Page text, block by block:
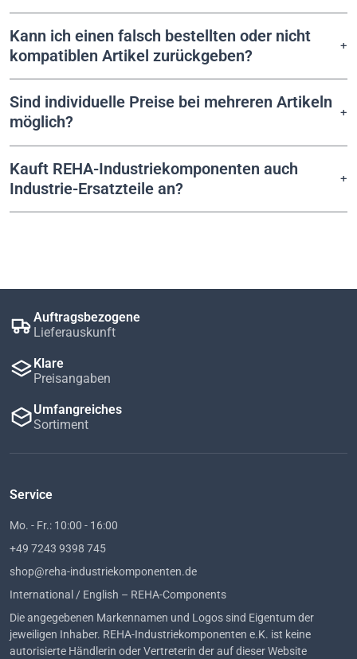
Kann ich einen falsch bestellten oder nicht
kompatiblen Artikel zurückgeben?
Sind individuelle Preise bei mehreren Artikeln
möglich?
Kauft REHA-Industriekomponenten auch
Industrie-Ersatzteile an?
Auftragsbezogene
Lieferauskunft
Klare
Preisangaben
Umfangreiches
Sortiment
Service
Mo. - Fr.: 10:00 - 16:00
+49 7243 9398 745
shop@reha-industriekomponenten.de
International / English – REHA-Components
Die angegebenen Markennamen und Logos sind Eigentum der
jeweiligen Inhaber. REHA-Industriekomponenten e.K. ist keine
autorisierte Händlerin oder Vertreterin der auf dieser Website